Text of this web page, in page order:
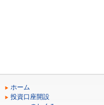
ホーム
投資口座開設